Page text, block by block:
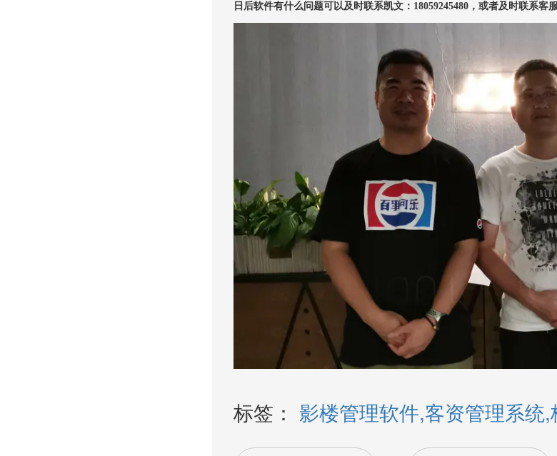
日后软件有什么问题可以及时联系凯文： 18059245480 ，或者及时联系客
标签： 影楼管理软件,客资管理系统